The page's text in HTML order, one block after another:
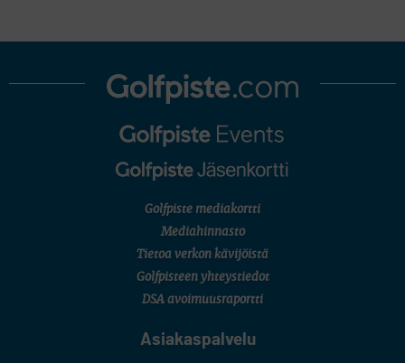
Golfpiste mediakortti
Mediahinnasto
Tietoa verkon kävijöistä
Golfpisteen yhteystiedot
DSA avoimuusraportti
Asiakaspalvelu